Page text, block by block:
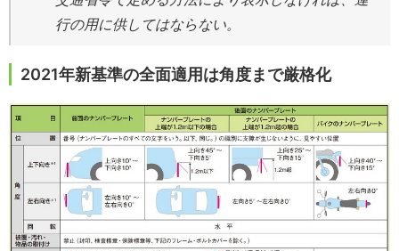
行の用に供してはならない。
2021年新基準の全面適用は角度まで厳格化